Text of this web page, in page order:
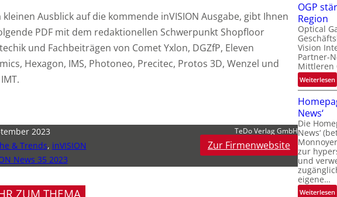
kleinen Ausblick auf die kommende inVISION Ausgabe, gibt Ihnen
PDF mit dem redaktionellen Schwerpunkt Shopfloor
und Fachbeiträgen von Comet Yxlon, DGZfP, Eleven
Hexagon, IMS, Photoneo, Precitec, Protos 3D, Wenzel und
2023
& Trends, inVISION
News 35 2023
TeDo Verlag GmbH
Zur Firmenwebsite
ZUM THEMA
o
l
i
s
i
i
t
2
0
2
l
e
t
l
i
t
s
c
OGP
Region
Optical
Vision
Partner-
Mittleren
Weiterlesen:
s
t
r
P
News‘
Die
News‘
zur
und
eigene…
Weiterlesen: